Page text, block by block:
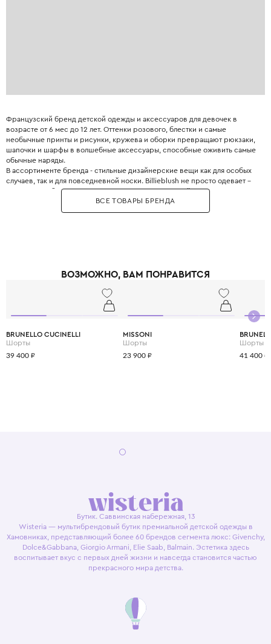
Французский бренд детской одежды и аксессуаров для девочек в
возрасте от 6 мес до 12 лет. Оттенки розового, блестки и самые
необычные принты и рисунки, кружева и оборки превращают рюкзаки,
шапочки и шарфы в волшебные аксессуары, способные оживить самые
обычные наряды.
В ассортименте бренда - стильные дизайнерские вещи как для особых
случаев, так и для повседневной носки. Billieblush не просто одевает –
он дарит свободу двигаться, смеяться и расти в своём ритме.
ВСЕ ТОВАРЫ БРЕНДА
ВОЗМОЖНО, ВАМ ПОНРАВИТСЯ
BRUNELLO CUCINELLI
Шорты
39 400 ₽
MISSONI
Шорты
23 900 ₽
Шорты
41 400 ₽
Бутик. Саввинская набережная, 13
Wisteria — мультибрендовый бутик премиальной детской одежды в
Хамовниках, представляющий более 60 брендов сегмента люкс: Givenchy,
Dolce&Gabbana, Giorgio Armani, Elie Saab, Balmain. Эстетика здесь
воспитывает вкус с первых дней жизни и навсегда становится частью
прекрасного мира детства.